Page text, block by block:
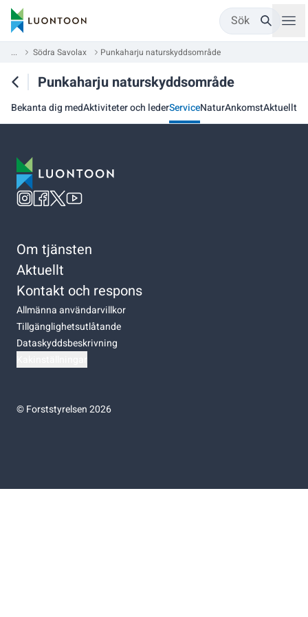
Sök
... Södra Savolax Punkaharju naturskyddsområde
Punkaharju naturskyddsområde
Bekanta dig medAktiviteter och lederServiceNaturAnkomstAktuellt
Om tjänsten
Aktuellt
Kontakt och respons
Allmänna användarvillkor
Tillgänglighetsutlåtande
Dataskyddsbeskrivning
©Forststyrelsen 2026